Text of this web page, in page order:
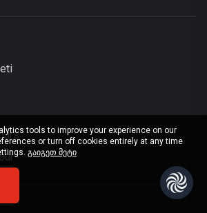
tools to improve your experience on our
or turn off cookies entirely at any time
გაიგეთ მეტი